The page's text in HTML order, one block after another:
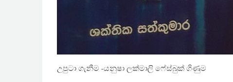
උපුටා ගැනීම -යනුෂා ලක්මාලි ෆේස්බුක් ගිණුම